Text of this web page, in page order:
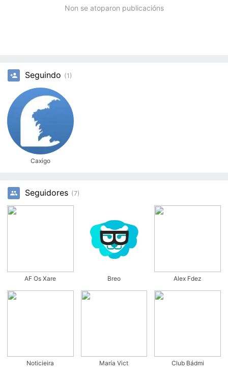
Non se atoparon publicacións
Seguindo (1)
Caxigo
Seguidores (7)
AF Os Xare Breo Alex Fdez
Noticieira María Vict Club Bádmi